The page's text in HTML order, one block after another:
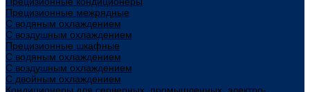
Прецизионные межрядные
С водяным охлаждением
С воздушным охлаждением
Прецизионные шкафные
С водяным охлаждением
С воздушным охлаждением
С двойным охлаждением